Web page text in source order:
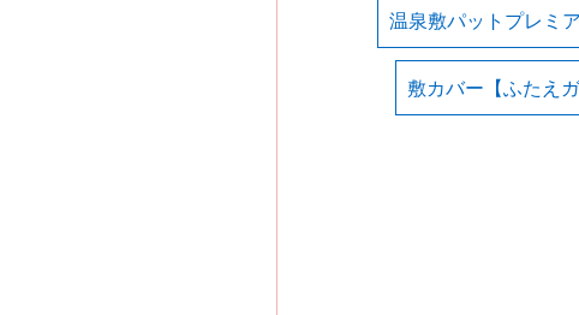
温泉敷パットプレミ
敷カバー【ふたえガ